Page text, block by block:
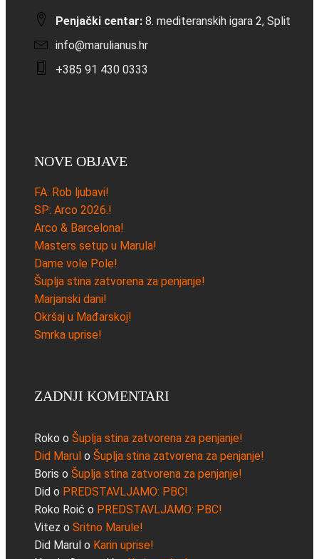
Penjački centar: 8. mediteranskih igara 2, Split
info@marulianus.hr
+385 91 430 0333
NOVE OBJAVE
FA: Rob ljubavi!
SP: Arco 2026.!
Arco & Barcelona!
Masters setup u Marula!
Dame vole Pole!
Šuplja stina zatvorena za penjanje!
Marjanski dani!
Okršaj u Mađarskoj!
Smrka uprise!
ZADNJI KOMENTARI
Roko o Šuplja stina zatvorena za penjanje!
Did Marul o Šuplja stina zatvorena za penjanje!
Boris o Šuplja stina zatvorena za penjanje!
Did o PREDSTAVLJAMO: PBC!
Roko Roić o PREDSTAVLJAMO: PBC!
Vitez o Sritno Marule!
Did Marul o Karin uprise!